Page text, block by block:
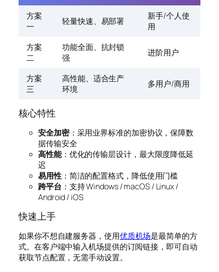
方案
一
轻量快速、易部署
新手/个人使
用
方案
二
功能全面、抗封锁
强
进阶用户
方案
三
高性能、适合生产
环境
多用户/商用
核心特性
安全加密：采用业界标准的加密协议，保障数
据传输安全
高性能：优化的传输层设计，最大限度降低延
迟
易用性：简洁的配置格式，降低使用门槛
跨平台 ：支持 Windows / macOS / Linux /
Android / iOS
快速上手
如果你不想自建服务器，使用优质机场是最简单的方
式。在客户端中输入机场提供的订阅链接，即可自动
获取节点配置，无需手动设置。